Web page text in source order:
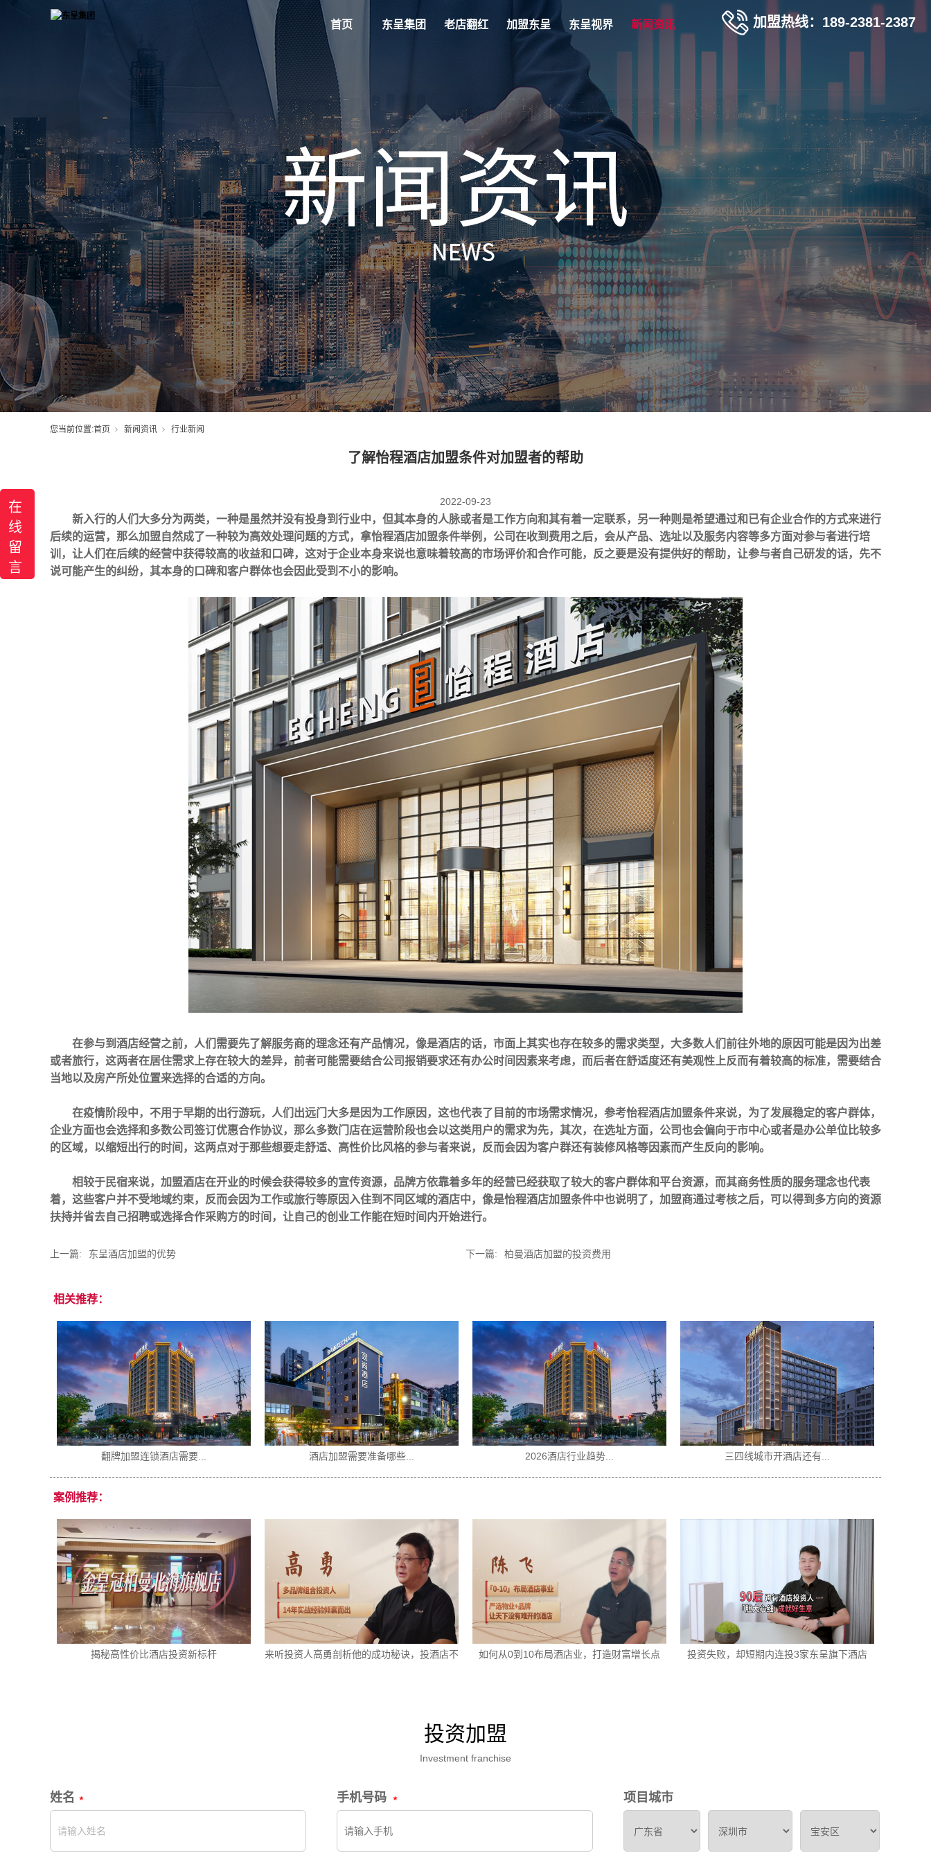
首页 东呈集团 老店翻红 加盟东呈 东呈视界 新闻资讯 加盟热线：189-2381-2387
您当前位置:首页 新闻资讯 行业新闻
了解怡程酒店加盟条件对加盟者的帮助
2022-09-23
新入行的人们大多分为两类，一种是虽然并没有投身到行业中，但其本身的人脉或者是工作方向和其有着一定联系，另一种则是希望通过和已有企业合作的方式来进行
后续的运营，那么加盟自然成了一种较为高效处理问题的方式，拿怡程酒店加盟条件举例，公司在收到费用之后，会从产品、选址以及服务内容等多方面对参与者进行培
训，让人们在后续的经营中获得较高的收益和口碑，这对于企业本身来说也意味着较高的市场评价和合作可能，反之要是没有提供好的帮助，让参与者自己研发的话，先不
说可能产生的纠纷，其本身的口碑和客户群体也会因此受到不小的影响。
在参与到酒店经营之前，人们需要先了解服务商的理念还有产品情况，像是酒店的话，市面上其实也存在较多的需求类型，大多数人们前往外地的原因可能是因为出差
或者旅行，这两者在居住需求上存在较大的差异，前者可能需要结合公司报销要求还有办公时间因素来考虑，而后者在舒适度还有美观性上反而有着较高的标准，需要结合
当地以及房产所处位置来选择的合适的方向。
在疫情阶段中，不用于早期的出行游玩，人们出远门大多是因为工作原因，这也代表了目前的市场需求情况，参考怡程酒店加盟条件来说，为了发展稳定的客户群体，
企业方面也会选择和多数公司签订优惠合作协议，那么多数门店在运营阶段也会以这类用户的需求为先，其次，在选址方面，公司也会偏向于市中心或者是办公单位比较多
的区域，以缩短出行的时间，这两点对于那些想要走舒适、高性价比风格的参与者来说，反而会因为客户群还有装修风格等因素而产生反向的影响。
相较于民宿来说，加盟酒店在开业的时候会获得较多的宣传资源，品牌方依靠着多年的经营已经获取了较大的客户群体和平台资源，而其商务性质的服务理念也代表
着，这些客户并不受地域约束，反而会因为工作或旅行等原因入住到不同区域的酒店中，像是怡程酒店加盟条件中也说明了，加盟商通过考核之后，可以得到多方向的资源
扶持并省去自己招聘或选择合作采购方的时间，让自己的创业工作能在短时间内开始进行。
上一篇: 东呈酒店加盟的优势 下一篇: 柏曼酒店加盟的投资费用
相关推荐：
2026酒店行业趋势... 三四线城市开酒店还有... 2026酒店投资风口... 城市便捷酒店加盟条件...
案例推荐：
揭秘高性价比酒店投资新标杆
来听投资人高勇剖析他的成功秘诀，投酒店不
如何从0到10布局酒店业，打造财富增长点 投资失败，却短期内连投3家东呈旗下酒店
投资加盟
Investment franchise
姓名 手机号码 项目城市
在
线
留
言